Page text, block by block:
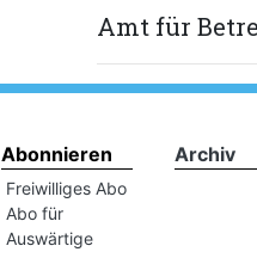
Amt für
Abonnieren
Freiwilliges Abo
Abo für
Auswärtige
Archiv